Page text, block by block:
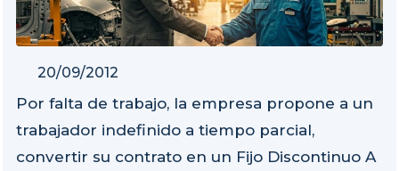
20/09/2012
Por falta de trabajo, la empresa propone a un
trabajador indefinido a tiempo parcial,
convertir su contrato en un Fijo Discontinuo A